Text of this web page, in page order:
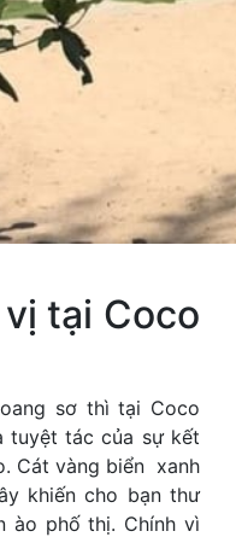
tại Coco
sơ thì tại Coco
tuyệt tác của sự kết
Cát vàng biển xanh
khiến cho bạn thư
ào phố thị. Chính vì